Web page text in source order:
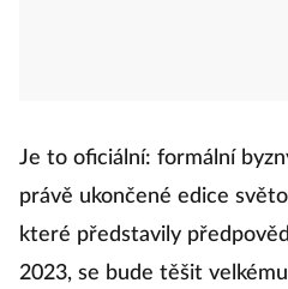
Je to oficiální: formální
právě ukončené edice
které představily
2023, se bude těšit